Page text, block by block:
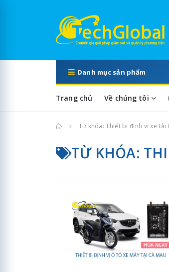
Danh mục sản phẩm
Trang chủ Về chúng tôi
Trang chủTừ khóa: Thiết bị định vị xe tải
TỪ KHÓA: